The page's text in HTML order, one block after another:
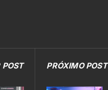
POST PRÓXIMO POST